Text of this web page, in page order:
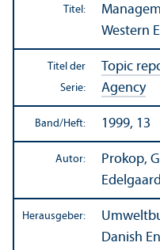
Titel:
Western
Titel der
Serie:
Topic
Agency
Band/Heft: 1999, 13
Autor:
Prokop,
Herausgeber:
Danish